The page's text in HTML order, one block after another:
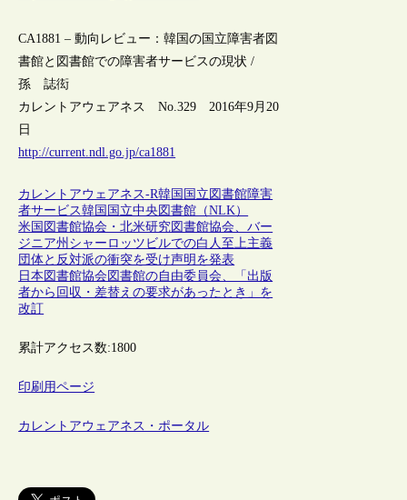
CA1881 – 動向レビュー：韓国の国立障害者図
書館と図書館での障害者サービスの現状 /
孫 誌衒
カレントアウェアネス No.329 2016年9月20
日
http://current.ndl.go.jp/ca1881
カレントアウェアネス-R韓国 国立図書館障害
者サービス韓国国立中央図書館（NLK）
米国図書館協会・北米研究図書館協会、バー
ジニア州シャーロッツビルでの白人至上主義
団体と反対派の衝突を受け声明を発表
日本図書館協会図書館の自由委員会、「出版
者から回収・差替えの要求があったとき」を
改訂
累計アクセス数:1800
印刷用ページ
カレントアウェアネス・ポータル